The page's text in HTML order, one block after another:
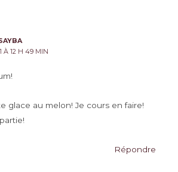
À 12 H 49 MIN
glace au melon! Je cours en faire!
Répondre